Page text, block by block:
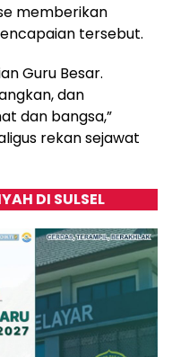
memberikan
tersebut.
Guru Besar.
dan
dan bangsa,”
rekan sejawat
DI SULSEL